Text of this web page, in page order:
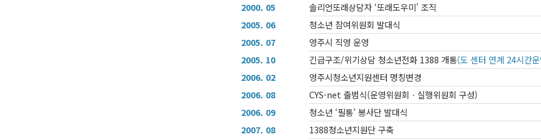
2000. 05
솔리언또래상담자 ‘또래도우미’ 조직
2005. 06
청소년 참여위원회 발대식
2005. 07
영주시 직영 운영
2005. 10
긴급구조/위기상담 청소년전화 1388 개통(도 센터 연계 24시간
2006. 02
영주시청소년지원센터 명칭변경
2006. 08
CYS-net 출범식(운영위원회ㆍ실행위원회 구성)
2006. 09
청소년 ‘필통’ 봉사단 발대식
2007. 08
1388청소년지원단 구축